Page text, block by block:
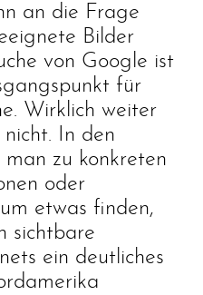
an die Frage
Bilder
von Google ist
für
Wirklich weiter
In den
zu konkreten
oder
etwas finden,
sichtbare
ein deutliches